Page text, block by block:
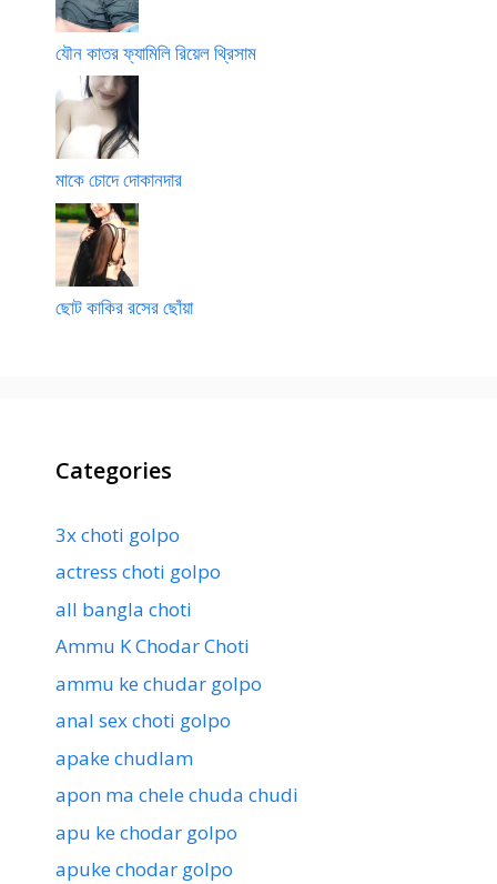
যৌন কাতর ফ্যামিলি রিয়েল থ্রিসাম
মাকে চোদে দোকানদার
ছোট কাকির রসের ছোঁয়া
Categories
3x choti golpo
actress choti golpo
all bangla choti
Ammu K Chodar Choti
ammu ke chudar golpo
anal sex choti golpo
apake chudlam
apon ma chele chuda chudi
apu ke chodar golpo
apuke chodar golpo